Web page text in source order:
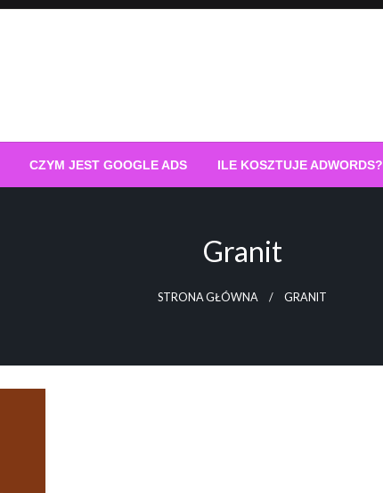
CZYM JEST GOOGLE ADS ILE KOSZTUJE ADWORDS?
Granit
STRONA GŁÓWNA GRANIT